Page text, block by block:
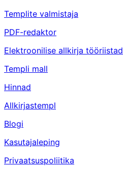
Templite valmistaja
PDF-redaktor
Elektroonilise allkirja tööriistad
Templi mall
Hinnad
Allkirjastempl
Blogi
Kasutajaleping
Privaatsuspoliitika